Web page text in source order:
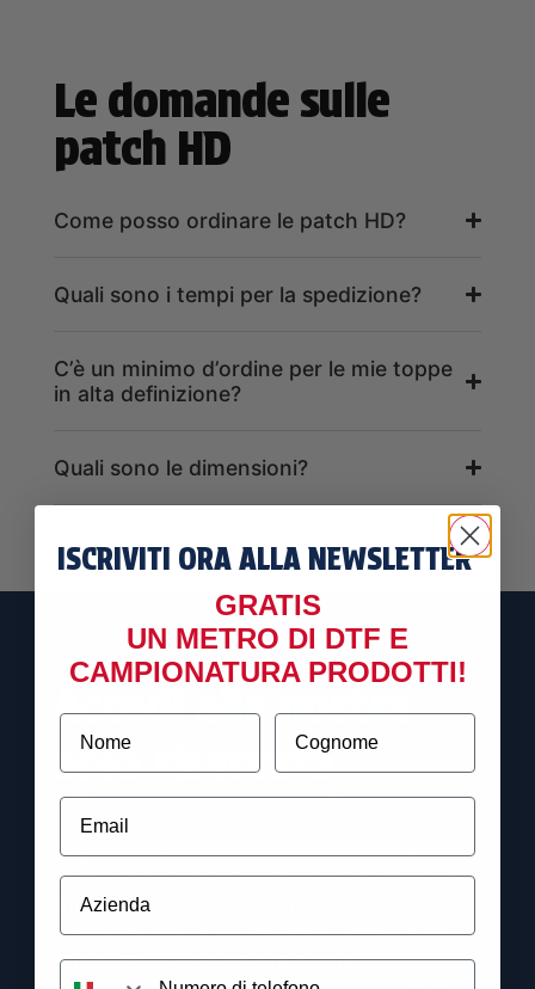
Le domande sulle
patch HD
Come posso ordinare le patch HD?
Quali sono i tempi per la spedizione?
C’è un minimo d’ordine per le mie toppe
in alta definizione?
Quali sono le dimensioni?
Accedi alla nostra
area riservata
Registrandoti all’area riservata potrai
ordinare le tue patch HD, partendo da un
minimo di 200 pezzi, con tempi di
consegna tra i 7 e i 15 giorni. Prova tutti i
nostri servizi e le nostre toppe
ISCRIVITI ORA ALLA NEWSLETTER
GRATIS
UN METRO DI DTF E
CAMPIONATURA PRODOTTI!
Azienda